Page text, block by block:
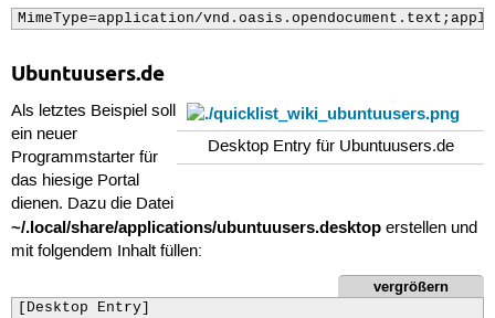
[Desktop Action Math]
Name=Math
OnlyShowIn=GNOME;KDE
[Desktop Action Draw]
Name=Draw
Exec=libreoffice -draw %U
OnlyShowIn=GNOME;KDE
MimeType=application/
Ubuntuusers.de
Desktop Entry für Ubuntuusers.de
Als letztes Beispiel soll
ein neuer
Programmstarter für
das hiesige Portal
dienen. Dazu die Datei
~/.local/share/applications/ubuntuusers.desktoperstellen und
mit folgendem Inhalt füllen:
vergrößern
[Desktop Entry]